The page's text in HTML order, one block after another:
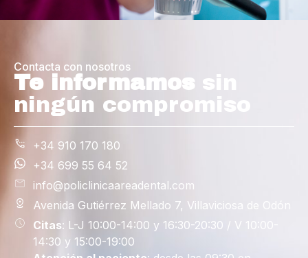
Contacta con nosotros
Te informamos sin
ningún compromiso
+34 910 170 180
+34 699 55 64 52
info@policlinicaareadental.com
Avenida Gutiérrez Mellado 7, Villaviciosa de Odón
Citas: L-J 10:00-14:00 y 16:30-20:30 / V 10:00-
14:30 y 15:00-19:00